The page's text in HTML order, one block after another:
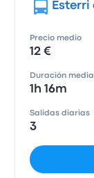
Esterri
Precio medio
12 €
Duración media
1h 16m
Salidas diarias
3